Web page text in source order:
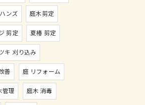
ンズ
庭木剪定
剪定
夏椿 剪定
キ 刈り込み
善
庭 リフォーム
管理
庭木 消毒